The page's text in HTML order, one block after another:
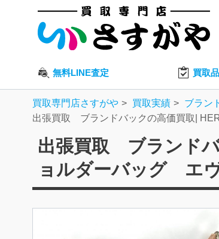
無料LINE査定 買取
買取専門店さすがや 買取実績 ブラン
出張買取 ブランドバックの高価買取|
出張買取 ブランド
ョルダーバッグ エ